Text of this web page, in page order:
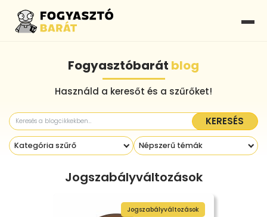
Fogyasztóbarát blog
Használd a keresőt és a szűrőket!
KERESÉS
Kategória szűrő Népszerű témák
Jogszabályváltozások
Jogszabályváltozások